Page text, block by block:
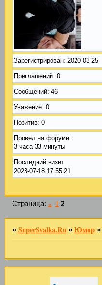
Зарегистрирован: 2020-03-25
Приглашений: 0
Сообщений: 46
Уважение: 0
Позитив: 0
Провел на форуме:
3 часа 33 минуты
Последний визит:
2023-07-18 17:55:21
Страница: « 1 2
» SuperSvalka.Ru » Юмор »